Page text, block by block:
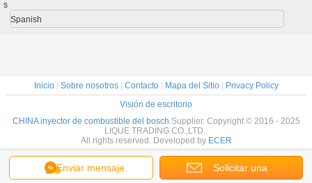
M6000-A-A38
L4700-A-A38
11-3100
WLAA
Enviar mensaje Solicitar una
s
Spanish
Inicio| Sobre nosotros| Contacto| Mapa del Sitio|
Privacy Policy
Visión de escritorio
CHINA inyector de combustible del bosch Supplier. Copyright © 2016 - 2025
LIQUE TRADING CO.,LTD..
All rights reserved. Developed by ECER